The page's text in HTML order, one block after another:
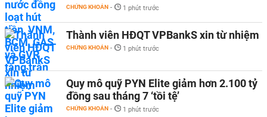
CHỨNG KHOÁN - 1 phút trước
Thành viên HĐQT VPBankS xin từ nhiệm
CHỨNG KHOÁN - 1 phút trước
Quy mô quỹ PYN Elite giảm hơn 2.100 tỷ
đồng sau tháng 7 ‘tồi tệ’
CHỨNG KHOÁN - 1 phút trước